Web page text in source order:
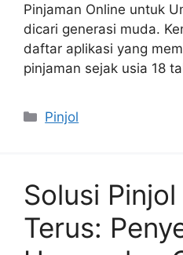
Pinjaman Online untuk
dicari generasi muda.
daftar aplikasi yang
pinjaman sejak usia 18
Categories
Pinjol
Solusi
Terus: